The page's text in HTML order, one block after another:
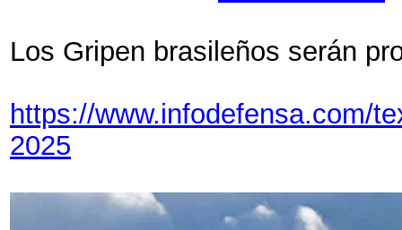
Los Gripen brasileños serán
https://www.infodefensa.com/
2025